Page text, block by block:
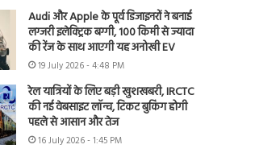
Audi और Apple के पूर्व डिजाइनरों ने बनाई
लग्जरी इलेक्ट्रिक बग्गी, 100 किमी से ज्यादा
की रेंज के साथ आएगी यह अनोखी EV
19 July 2026 - 4:48 PM
रेल यात्रियों के लिए बड़ी खुशखबरी, IRCTC
की नई वेबसाइट लॉन्च, टिकट बुकिंग होगी
पहले से आसान और तेज
16 July 2026 - 1:45 PM